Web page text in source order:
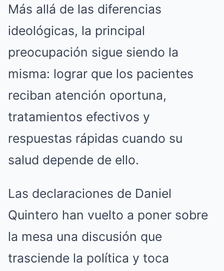
Más allá de las diferencias
ideológicas, la principal
preocupación sigue siendo la
misma: lograr que los pacientes
reciban atención oportuna,
tratamientos efectivos y
respuestas rápidas cuando su
salud depende de ello.
Las declaraciones de Daniel
Quintero han vuelto a poner sobre
la mesa una discusión que
trasciende la política y toca